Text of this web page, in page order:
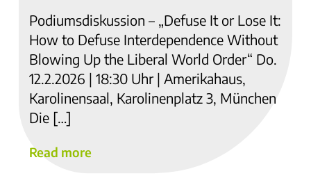
Podiumsdiskussion – „Defuse It or Lose It:
How to Defuse Interdependence Without
Blowing Up the Liberal World Order“ Do.
12.2.2026 | 18:30 Uhr | Amerikahaus,
Karolinensaal, Karolinenplatz 3, München
Die […]
Read more